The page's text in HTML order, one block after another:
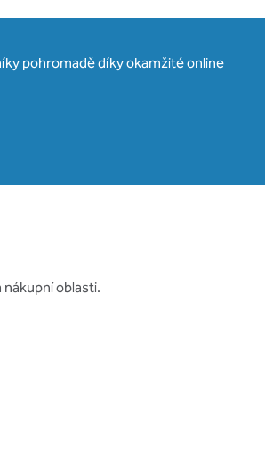
pohromadě díky okamžité online
nákupní oblasti.